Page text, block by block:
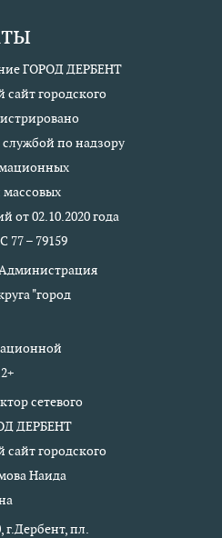
ГОРОД ДЕРБЕНТ
городского
по надзору
массовых
от 02.10.2020 года
– 79159
"город
сетевого
ДЕРБЕНТ
городского
Наида
г.Дербент, пл.